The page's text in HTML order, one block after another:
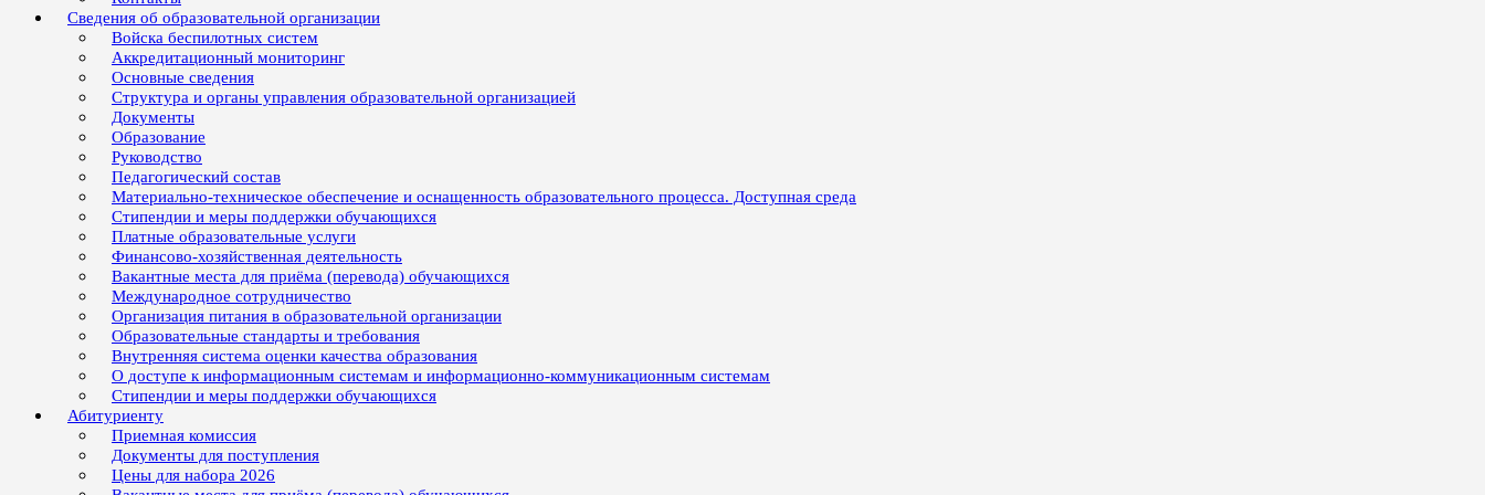
Сведения об образовательной организации
Войска беспилотных систем
Аккредитационный мониторинг
Основные сведения
Структура и органы управления образовательной организацией
Документы
Образование
Руководство
Педагогический состав
Материально-техническое обеспечение и оснащенность образовательного процесса. Доступная среда
Стипендии и меры поддержки обучающихся
Платные образовательные услуги
Финансово-хозяйственная деятельность
Вакантные места для приёма (перевода) обучающихся
Международное сотрудничество
Организация питания в образовательной организации
Образовательные стандарты и требования
Внутренняя система оценки качества образования
О доступе к информационным системам и информационно-коммуникационным системам
Стипендии и меры поддержки обучающихся
Абитуриенту
Приемная комиссия
Документы для поступления
Цены для набора 2026